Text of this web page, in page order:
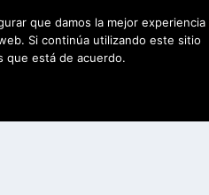
que damos la mejor experiencia
Si continúa utilizando este sitio
que está de acuerdo.